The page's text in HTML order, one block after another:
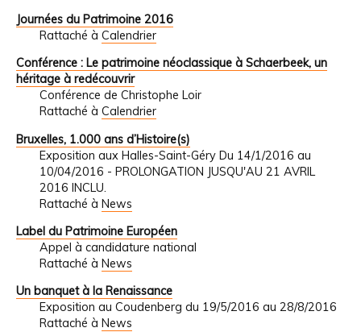
Journées du Patrimoine 2016
Rattaché à Calendrier
Conférence : Le patrimoine néoclassique à Schaerbeek, un
héritage à redécouvrir
Conférence de Christophe Loir
Rattaché à Calendrier
Bruxelles, 1.000 ans d’Histoire(s)
Exposition aux Halles-Saint-Géry Du 14/1/2016 au
10/04/2016 - PROLONGATION JUSQU'AU 21 AVRIL
2016 INCLU.
Rattaché à News
Label du Patrimoine Européen
Appel à candidature national
Rattaché à News
Un banquet à la Renaissance
Exposition au Coudenberg du 19/5/2016 au 28/8/2016
Rattaché à News